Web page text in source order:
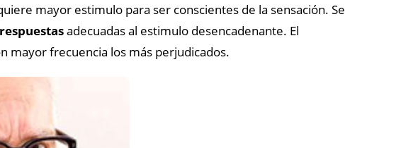
mayor estimulo para ser conscientes de la sensación. Se
adecuadas al estimulo desencadenante. El
mayor frecuencia los más perjudicados.